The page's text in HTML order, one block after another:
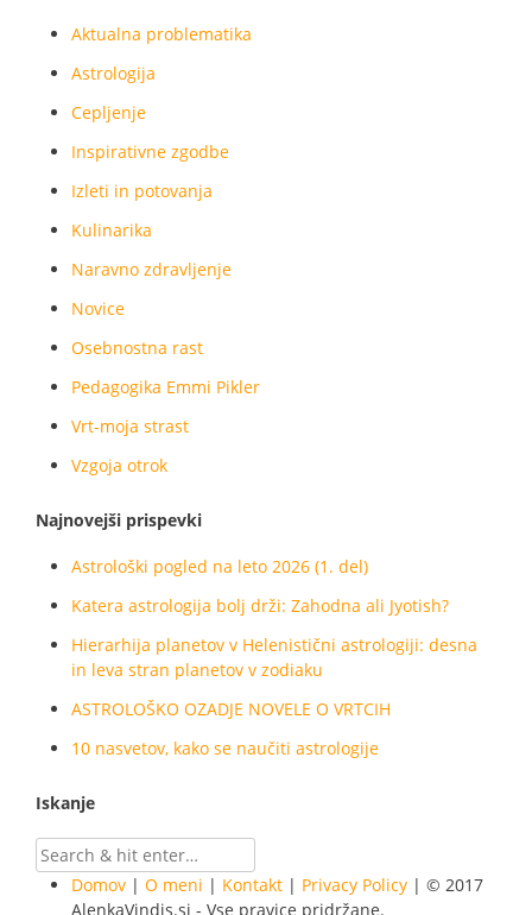
Aktualna problematika
Astrologija
Cepljenje
Inspirativne zgodbe
Izleti in potovanja
Kulinarika
Naravno zdravljenje
Novice
Osebnostna rast
Pedagogika Emmi Pikler
Vrt-moja strast
Vzgoja otrok
Najnovejši prispevki
Astrološki pogled na leto 2026 (1. del)
Katera astrologija bolj drži: Zahodna ali Jyotish?
Hierarhija planetov v Helenistični astrologiji: desna
in leva stran planetov v zodiaku
ASTROLOŠKO OZADJE NOVELE O VRTCIH
10 nasvetov, kako se naučiti astrologije
Iskanje
Domov | O meni | Kontakt | Privacy Policy | © 2017
AlenkaVindis.si - Vse pravice pridržane.